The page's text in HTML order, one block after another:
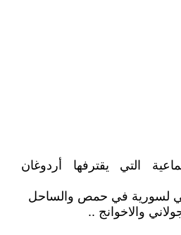
التي يقترفها أردوغان
لسورية في حمص والساحل
والاخوانج ..